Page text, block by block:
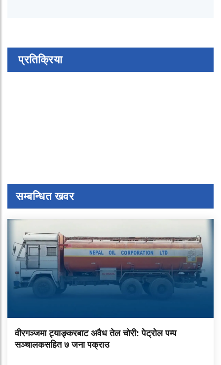
प्रतिक्रिया
सम्बन्धित खवर
वीरगञ्जमा ट्याङ्करबाट अवैध तेल चोरी: पेट्रोल पम्प
सञ्चालकसहित ७ जना पक्राउ